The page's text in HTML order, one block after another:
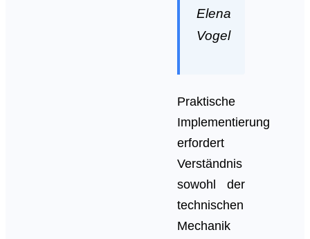
Elena
Vogel
Praktische
Implementierung
erfordert
Verständnis
sowohl der
technischen
Mechanik